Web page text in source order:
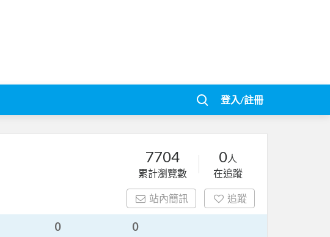
登入/註冊
7704
累計瀏覽數
0人
在追蹤
站內簡訊 追蹤
0 0